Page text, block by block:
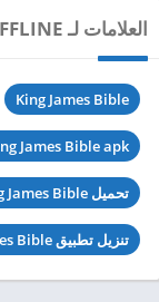
العلامات لـ KING JAMES BIBLE - KJV OFFLINE
King James Bible
James Bible apk
تحميل King James Bible مهكرة
تنزيل تطبيق King James Bible آخر اصدار